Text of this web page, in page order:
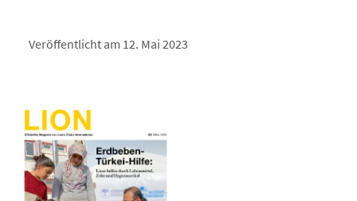
Veröffentlicht am 12. Mai 2023